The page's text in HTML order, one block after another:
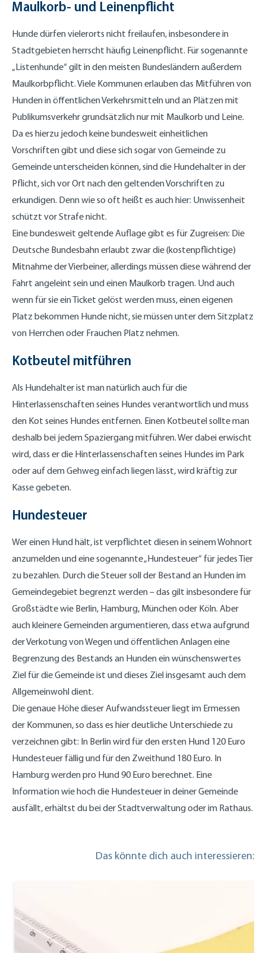
Maulkorb- und Leinenpflicht
Hunde dürfen vielerorts nicht freilaufen, insbesondere in
Stadtgebieten herrscht häufig Leinenpflicht. Für sogenannte
„Listenhunde“ gilt in den meisten Bundesländern außerdem
Maulkorbpflicht. Viele Kommunen erlauben das Mitführen von
Hunden in öffentlichen Verkehrsmitteln und an Plätzen mit
Publikumsverkehr grundsätzlich nur mit Maulkorb und Leine.
Da es hierzu jedoch keine bundesweit einheitlichen
Vorschriften gibt und diese sich sogar von Gemeinde zu
Gemeinde unterscheiden können, sind die Hundehalter in der
Pflicht, sich vor Ort nach den geltenden Vorschriften zu
erkundigen. Denn wie so oft heißt es auch hier: Unwissenheit
schützt vor Strafe nicht.
Eine bundesweit geltende Auflage gibt es für Zugreisen: Die
Deutsche Bundesbahn erlaubt zwar die (kostenpflichtige)
Mitnahme der Vierbeiner, allerdings müssen diese während der
Fahrt angeleint sein und einen Maulkorb tragen. Und auch
wenn für sie ein Ticket gelöst werden muss, einen eigenen
Platz bekommen Hunde nicht, sie müssen unter dem Sitzplatz
von Herrchen oder Frauchen Platz nehmen.
Kotbeutel mitführen
Als Hundehalter ist man natürlich auch für die
Hinterlassenschaften seines Hundes verantwortlich und muss
den Kot seines Hundes entfernen. Einen Kotbeutel sollte man
deshalb bei jedem Spaziergang mitführen. Wer dabei erwischt
wird, dass er die Hinterlassenschaften seines Hundes im Park
oder auf dem Gehweg einfach liegen lässt, wird kräftig zur
Kasse gebeten.
Hundesteuer
Wer einen Hund hält, ist verpflichtet diesen in seinem Wohnort
anzumelden und eine sogenannte „Hundesteuer“ für jedes Tier
zu bezahlen. Durch die Steuer soll der Bestand an Hunden im
Gemeindegebiet begrenzt werden – das gilt insbesondere für
Großstädte wie Berlin, Hamburg, München oder Köln. Aber
auch kleinere Gemeinden argumentieren, dass etwa aufgrund
der Verkotung von Wegen und öffentlichen Anlagen eine
Begrenzung des Bestands an Hunden ein wünschenswertes
Ziel für die Gemeinde ist und dieses Ziel insgesamt auch dem
Allgemeinwohl dient.
Die genaue Höhe dieser Aufwandssteuer liegt im Ermessen
der Kommunen, so dass es hier deutliche Unterschiede zu
verzeichnen gibt: In Berlin wird für den ersten Hund 120 Euro
Hundesteuer fällig und für den Zweithund 180 Euro. In
Hamburg werden pro Hund 90 Euro berechnet. Eine
Information wie hoch die Hundesteuer in deiner Gemeinde
ausfällt, erhältst du bei der Stadtverwaltung oder im Rathaus.
Das könnte dich auch interessieren: